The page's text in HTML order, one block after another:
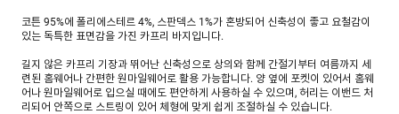
코튼 95%에 폴리에스테르 4%, 스판덱스 1%가 혼방되어 신축성이 좋고 요철감이
있는 독특한 표면감을 가진 카프리 바지입니다.
길지 않은 카프리 기장과 뛰어난 신축성으로 상의와 함께 간절기부터 여름까지 세
련된 홈웨어나 간편한 원마일웨어로 활용 가능합니다. 양 옆에 포켓이 있어서 홈웨
어나 원마일웨어로 입으실 때에도 편안하게 사용하실 수 있으며, 허리는 이밴드 처
리되어 안쪽으로 스트링이 있어 체형에 맞게 쉽게 조절하실 수 있습니다.